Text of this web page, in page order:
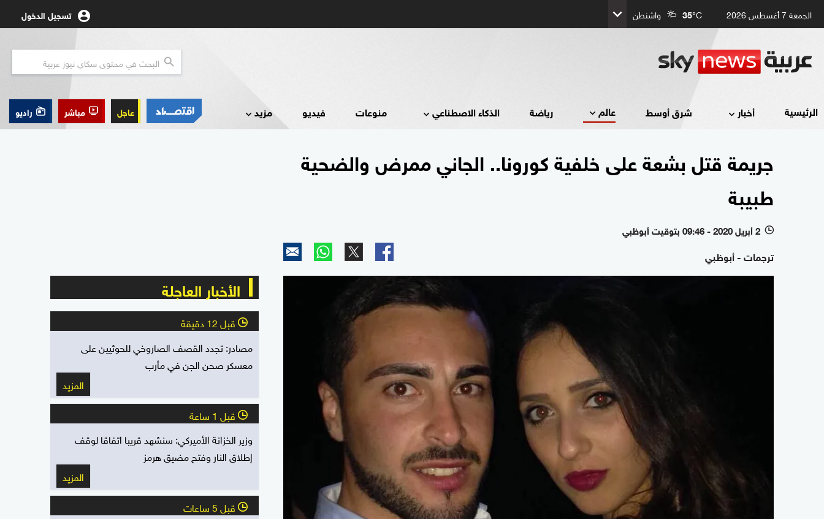
الجمعة 7 أغسطس 2026 35°C واشنطن تسجيل الدخول
الرئيسية أخبار شرق أوسط عالم رياضة الذكاء الاصطناعي منوعات فيديو مزيد عاجل مباشر راديو
جريمة قتل بشعة على خلفية كورونا.. الجاني ممرض والضحية
طبيبة
l 2 أبريل 2020 - 09:46 بتوقيت أبوظبي
ترجمات - أبوظبي
الأخبار العاجلة
l قبل 12 دقيقة
مصادر: تجدد القصف الصاروخي للحوثيين على
معسكر صحن الجن في مأرب
المزيد
l قبل 1 ساعة
وزير الخزانة الأميركي: سنشهد قريبا اتفاقا لوقف
إطلاق النار وفتح مضيق هرمز
المزيد
l قبل 5 ساعات